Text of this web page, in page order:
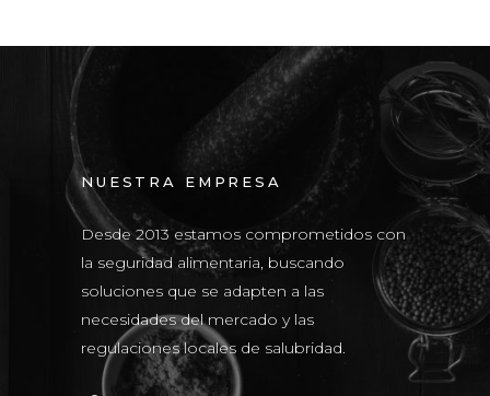
NUESTRA EMPRESA
Desde 2013 estamos comprometidos con
la seguridad alimentaria, buscando
soluciones que se adapten a las
necesidades del mercado y las
regulaciones locales de salubridad.